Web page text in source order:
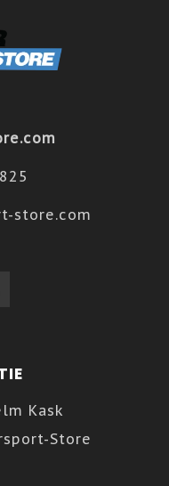
store.com
Kask
Store